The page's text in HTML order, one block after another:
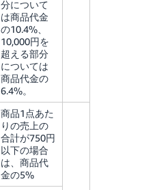
分について
は商品代金
の10.4%、
10,000円を
超える部分
については
商品代金の
6.4%。
商品1点あた
りの売上の
合計が750円
以下の場合
は、商品代
金の5%